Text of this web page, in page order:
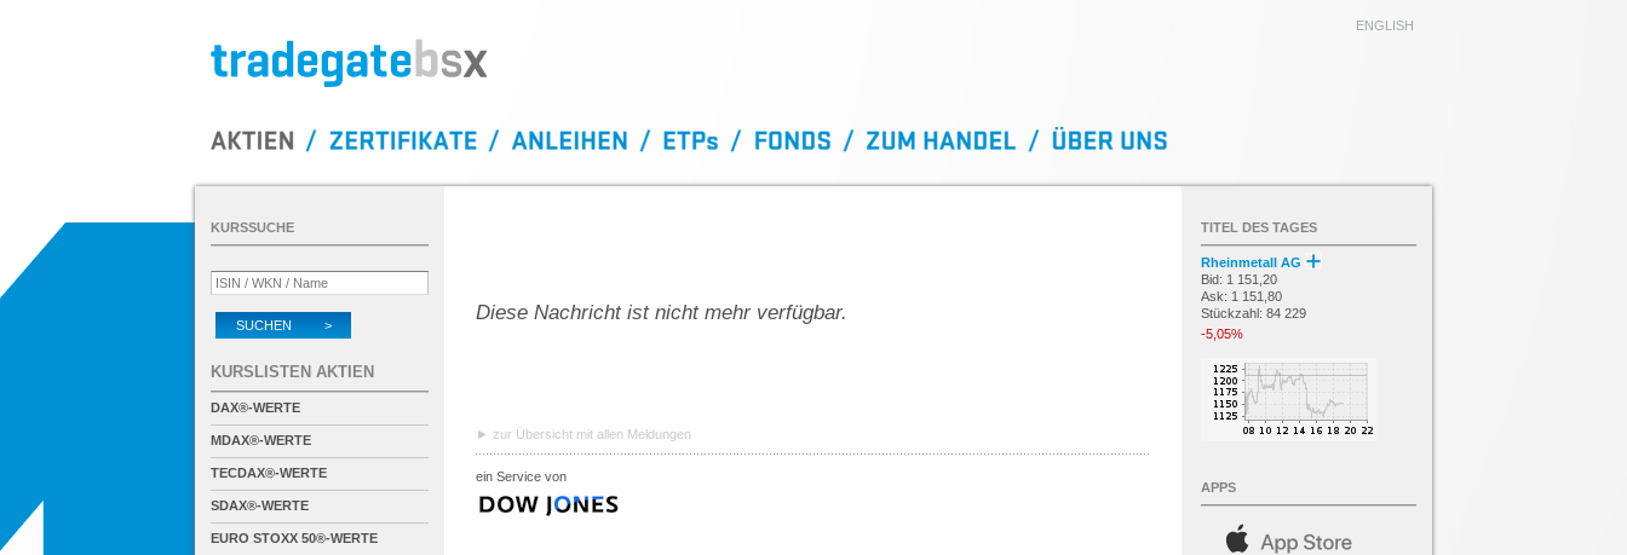
ENGLISH
Diese Nachricht ist nicht mehr verfügbar.
zur Übersicht mit allen Meldungen
ein Service von
KURSSUCHE
SUCHEN >
KURSLISTEN AKTIEN
DAX®-WERTE
MDAX®-WERTE
TECDAX®-WERTE
SDAX®-WERTE
EURO STOXX 50®-WERTE
TITEL DES TAGES
Rheinmetall AG
Bid: 1 151,20
Ask: 1 151,80
Stückzahl: 84 229
-5,05%
APPS